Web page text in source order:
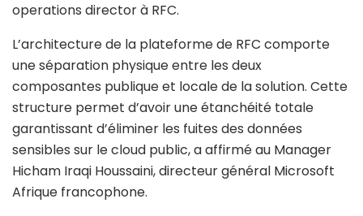
operations director à RFC.
L’architecture de la plateforme de RFC comporte
une séparation physique entre les deux
composantes publique et locale de la solution. Cette
structure permet d’avoir une étanchéité totale
garantissant d’éliminer les fuites des données
sensibles sur le cloud public, a affirmé au Manager
Hicham Iraqi Houssaini, directeur général Microsoft
Afrique francophone.